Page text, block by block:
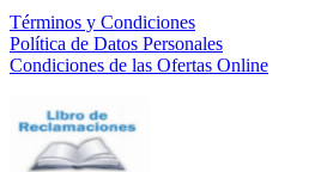
Términos y Condiciones
Política de Datos Personales
Condiciones de las Ofertas Online